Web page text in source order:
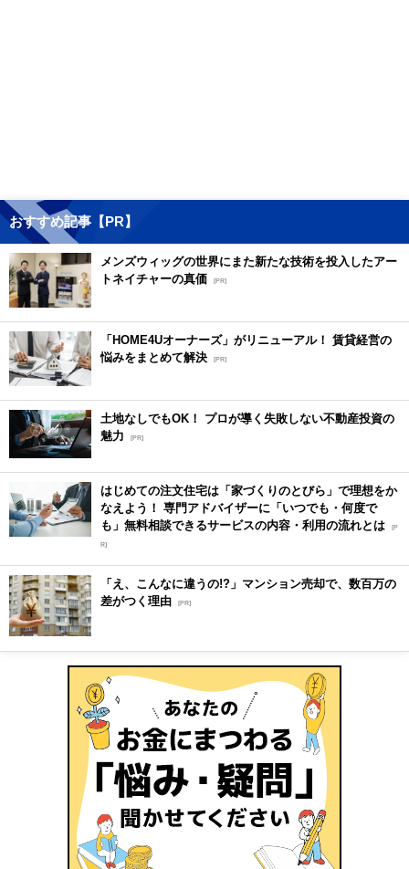
おすすめ記事【PR】
メンズウィッグの世界にまた新たな技術を投入したアー
トネイチャーの真価 [PR]
「HOME4Uオーナーズ」がリニューアル！ 賃貸経営の
悩みをまとめて解決 [PR]
土地なしでもOK！ プロが導く失敗しない不動産投資の
魅力
[PR]
はじめての注文住宅は「家づくりのとびら」で理想をか
なえよう！ 専門アドバイザーに「いつでも・何度で
も」無料相談できるサービスの内容・利用の流れとは [P
R]
「え、こんなに違うの!?」マンション売却で、数百万の
差がつく理由 [PR]